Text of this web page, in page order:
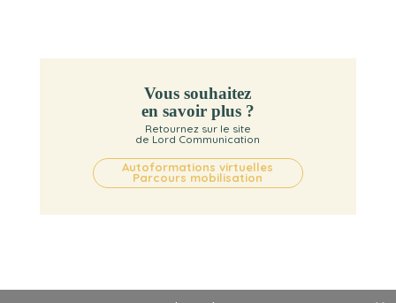
Vous souhaitez
en savoir plus ?
Retournez sur le site
de Lord Communication
Autoformations virtuelles
Parcours mobilisation